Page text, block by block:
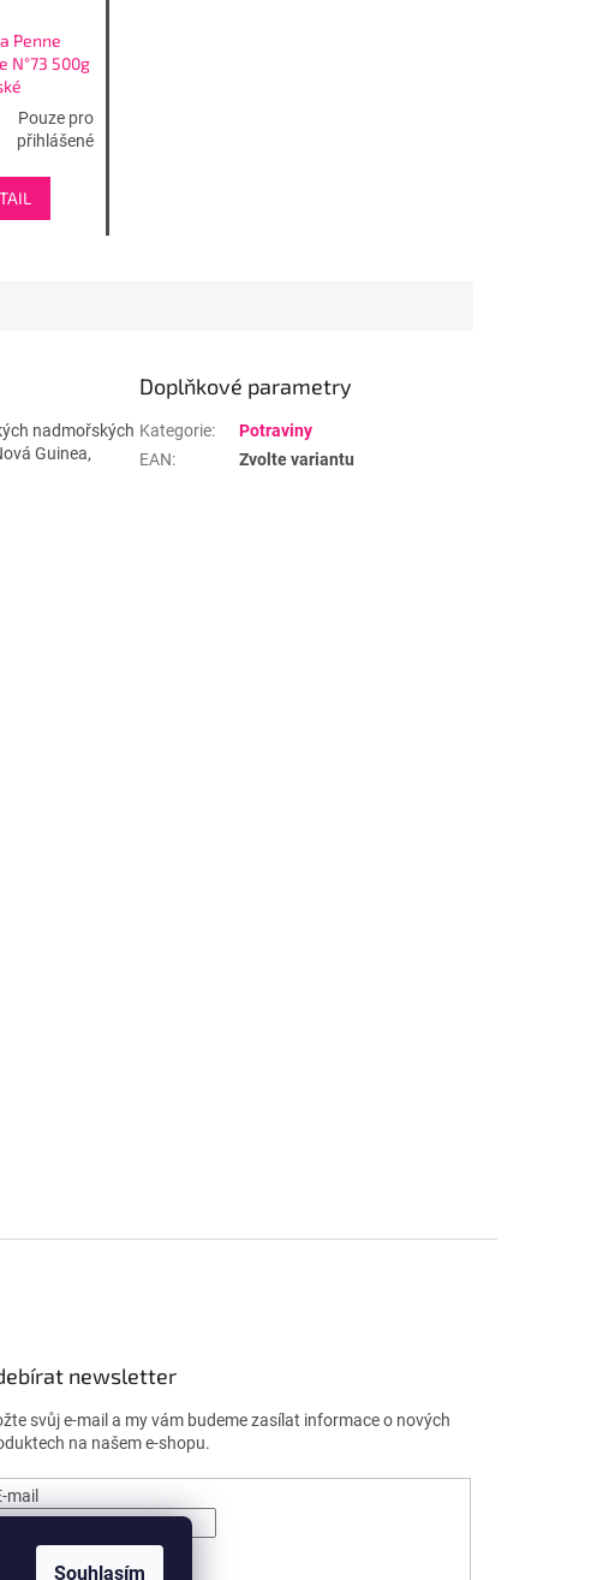
Souhlasím
Penne
N°73 500g
DSP
Pouze pro
přihlášené
nadmořských
Guinea,
Doplňkové parametry
Kategorie:
Potraviny
EAN: Zvolte variantu
newsletter
svůj e-mail a my vám budeme zasílat informace o nových
na našem e-shopu.
mail